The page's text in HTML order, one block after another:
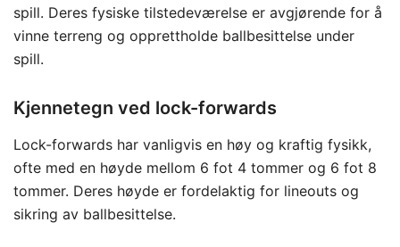
spill. Deres fysiske tilstedeværelse er avgjørende for å
vinne terreng og opprettholde ballbesittelse under
spill.
Kjennetegn ved lock-forwards
Lock-forwards har vanligvis en høy og kraftig fysikk,
ofte med en høyde mellom 6 fot 4 tommer og 6 fot 8
tommer. Deres høyde er fordelaktig for lineouts og
sikring av ballbesittelse.